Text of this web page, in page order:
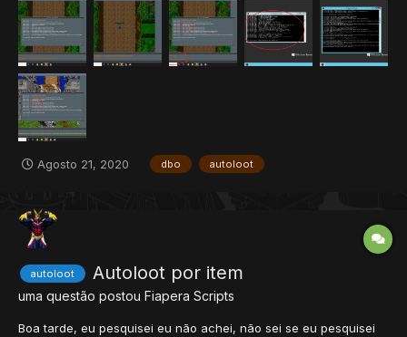
quando eu uso o comando !autoloot ele aparece todas as
informações normal, não da nenhum bug quando eu uso os
comandos "!a...
Agosto 21, 2020 dbo autoloot
autoloot Autoloot por item
uma questão postou Fiapera Scripts
Boa tarde, eu pesquisei eu não achei, não sei se eu pesquisei